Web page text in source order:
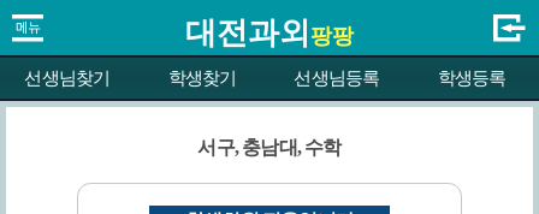
대전과외 팡팡
선생님찾기 학생찾기 선생님등록 학생등록
서구, 충남대, 수학